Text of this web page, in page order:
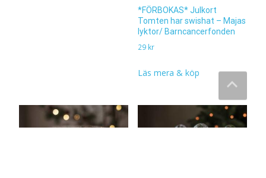
*FÖRBOKAS* Julkort
Tomten har swishat – Majas
lyktor/ Barncancerfonden
29 kr
Läs mera & köp